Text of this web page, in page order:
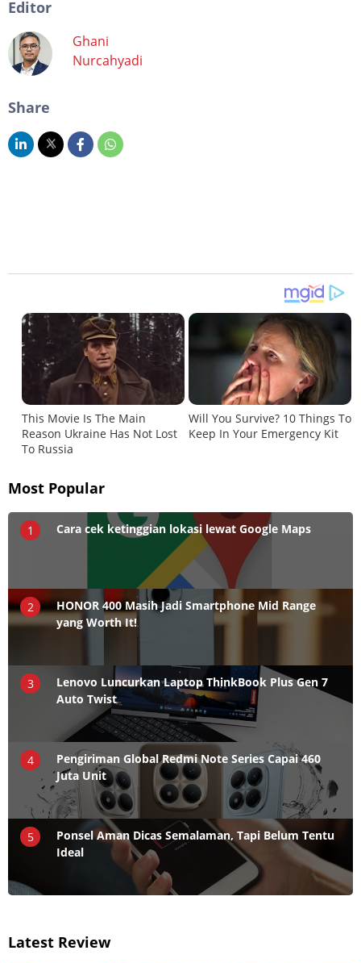
Editor
Ghani
Nurcahyadi
Share
Most Popular
1 Cara cek ketinggian lokasi lewat Google Maps
2
HONOR 400 Masih Jadi Smartphone Mid Range
yang Worth It!
3
Lenovo Luncurkan Laptop ThinkBook Plus Gen 7
Auto Twist
4
Pengiriman Global Redmi Note Series Capai 460
Juta Unit
5
Ponsel Aman Dicas Semalaman, Tapi Belum Tentu
Ideal
Latest Review